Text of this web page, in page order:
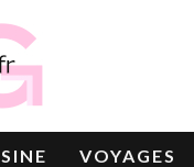
VOYAGES